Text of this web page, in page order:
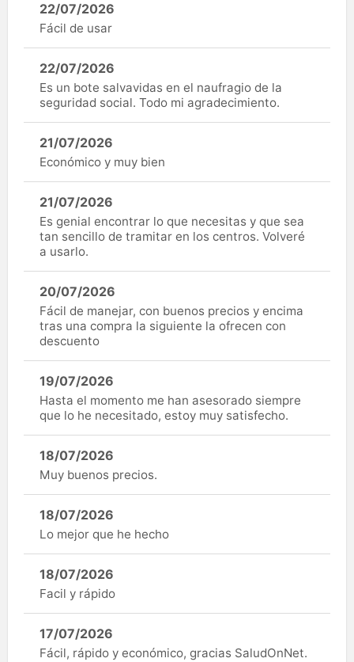
22/07/2026
Fácil de usar
22/07/2026
Es un bote salvavidas en el naufragio de la
seguridad social. Todo mi agradecimiento.
21/07/2026
Económico y muy bien
21/07/2026
Es genial encontrar lo que necesitas y que sea
tan sencillo de tramitar en los centros. Volveré
a usarlo.
20/07/2026
Fácil de manejar, con buenos precios y encima
tras una compra la siguiente la ofrecen con
descuento
19/07/2026
Hasta el momento me han asesorado siempre
que lo he necesitado, estoy muy satisfecho.
18/07/2026
Muy buenos precios.
18/07/2026
Lo mejor que he hecho
18/07/2026
Facil y rápido
17/07/2026
Fácil, rápido y económico, gracias SaludOnNet.